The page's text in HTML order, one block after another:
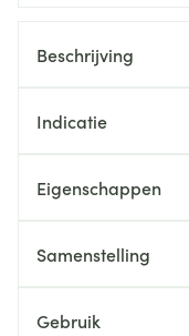
Beschrijving
Indicatie
Eigenschappen
Samenstelling
Gebruik